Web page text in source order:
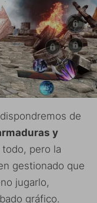
de
y
pero la
gestionado que
jugarlo,
gráfico.